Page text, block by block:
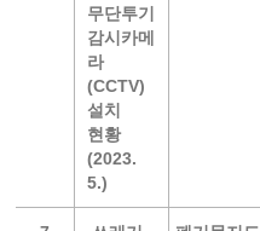
무단투기
감시카메
라
(CCTV)
설치
현황
(2023.
5.)